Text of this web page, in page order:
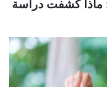
ماذا كشفت دراسة